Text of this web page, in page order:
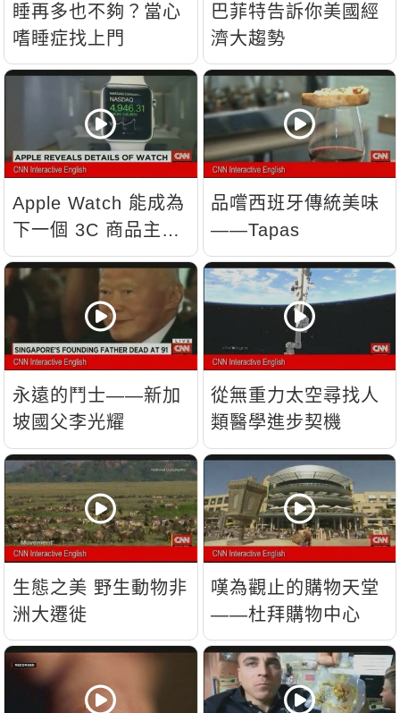
睡再多也不夠？當心
嗜睡症找上門
巴菲特告訴你美國經
濟大趨勢
Apple Watch 能成為
下一個 3C 商品主
流？
品嚐西班牙傳統美味
——Tapas
永遠的鬥士——新加
坡國父李光耀
從無重力太空尋找人
類醫學進步契機
生態之美 野生動物非
洲大遷徙
嘆為觀止的購物天堂
——杜拜購物中心